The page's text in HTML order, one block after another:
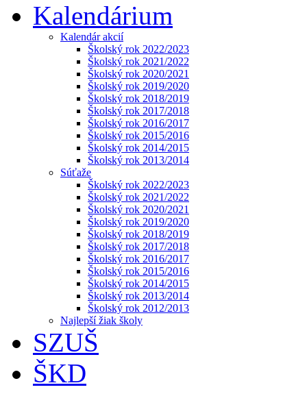
Kalendárium
Kalendár akcií
Školský rok 2022/2023
Školský rok 2021/2022
Školský rok 2020/2021
Školský rok 2019/2020
Školský rok 2018/2019
Školský rok 2017/2018
Školský rok 2016/2017
Školský rok 2015/2016
Školský rok 2014/2015
Školský rok 2013/2014
Súťaže
Školský rok 2022/2023
Školský rok 2021/2022
Školský rok 2020/2021
Školský rok 2019/2020
Školský rok 2018/2019
Školský rok 2017/2018
Školský rok 2016/2017
Školský rok 2015/2016
Školský rok 2014/2015
Školský rok 2013/2014
Školský rok 2012/2013
Najlepší žiak školy
SZUŠ
ŠKD